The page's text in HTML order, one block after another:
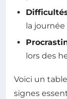
la
lors des
Voici un
signes